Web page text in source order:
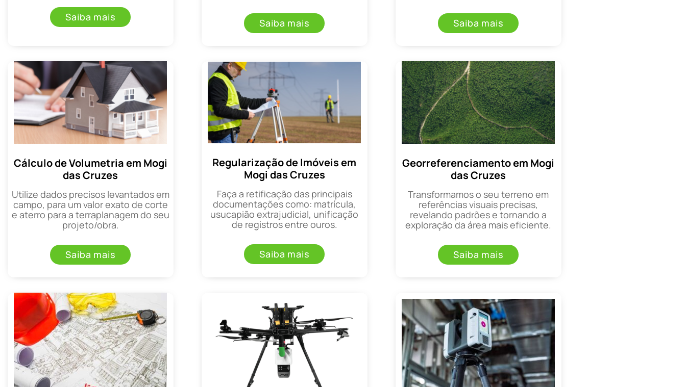
Saiba mais Saiba mais Saiba mais
Cálculo de Volumetria em Mogi
das Cruzes
Utilize dados precisos levantados em
campo, para um valor exato de corte
e aterro para a terraplanagem do seu
projeto/obra.
Saiba mais
Regularização de Imóveis em
Mogi das Cruzes
Faça a retificação das principais
documentações como: matrícula,
usucapião extrajudicial, unificação
de registros entre ouros.
Saiba mais
Georreferenciamento em Mogi
das Cruzes
Transformamos o seu terreno em
referências visuais precisas,
revelando padrões e tornando a
exploração da área mais eficiente.
Saiba mais